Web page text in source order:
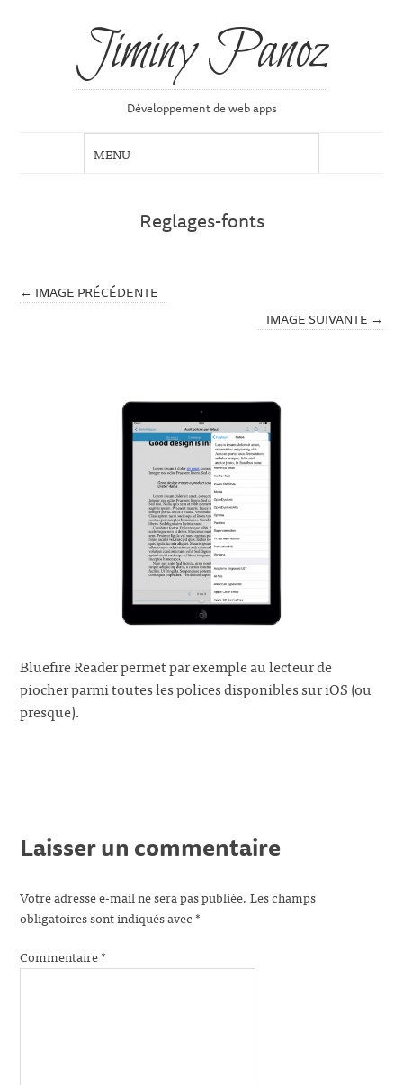
Jiminy Panoz
Développement de web apps
Reglages-fonts
← IMAGE PRÉCÉDENTE
IMAGE SUIVANTE →
Bluefire Reader permet par exemple au lecteur de
piocher parmi toutes les polices disponibles sur iOS (ou
presque).
Laisser un commentaire
Votre adresse e-mail ne sera pas publiée. Les champs
obligatoires sont indiqués avec*
Commentaire*